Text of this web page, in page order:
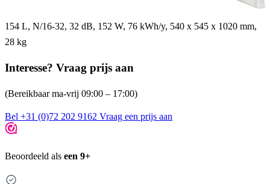
154 L, N/16-32, 32 dB, 152 W, 76 kWh/y, 540 x 545 x 1020 mm,
28 kg
Interesse? Vraag prijs aan
(Bereikbaar ma-vrij 09:00 – 17:00)
Bel +31 (0)72 202 9162 Vraag een prijs aan
Beoordeeld als een 9+